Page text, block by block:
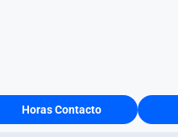
Horas Contacto